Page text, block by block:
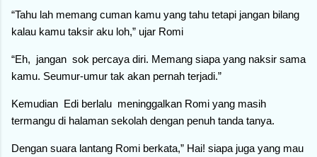
“Tahu lah memang cuman kamu yang tahu tetapi jangan bilang
kalau kamu taksir aku loh,” ujar Romi
“Eh, jangan sok percaya diri. Memang siapa yang naksir sama
kamu. Seumur-umur tak akan pernah terjadi.”
Kemudian Edi berlalu meninggalkan Romi yang masih
termangu di halaman sekolah dengan penuh tanda tanya.
Dengan suara lantang Romi berkata,” Hai! siapa juga yang mau